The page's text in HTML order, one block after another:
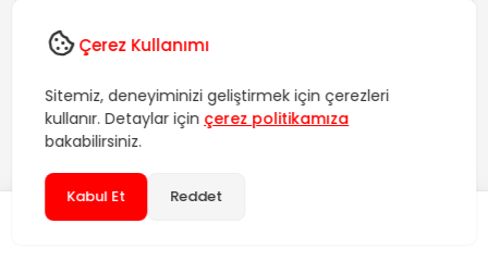
İsim*
E-posta
Çerez Kullanımı
Sitemiz, deneyiminizi geliştirmek için çerezleri
kullanır. Detaylar için çerez politikamıza
bakabilirsiniz.
Kabul Et Reddet